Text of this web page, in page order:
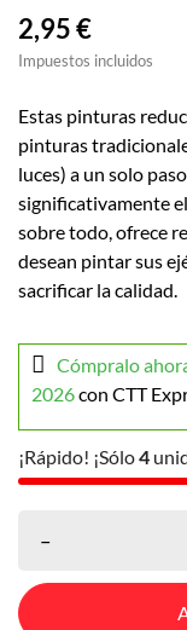
2,95 €
Impuestos incluidos
Estas pinturas
pinturas
luces) a un solo
significativamente
sobre todo, ofrece
desean pintar sus
sacrificar la calidad.
Cómpralo
2026con CTT
¡Rápido! ¡Sólo4
–